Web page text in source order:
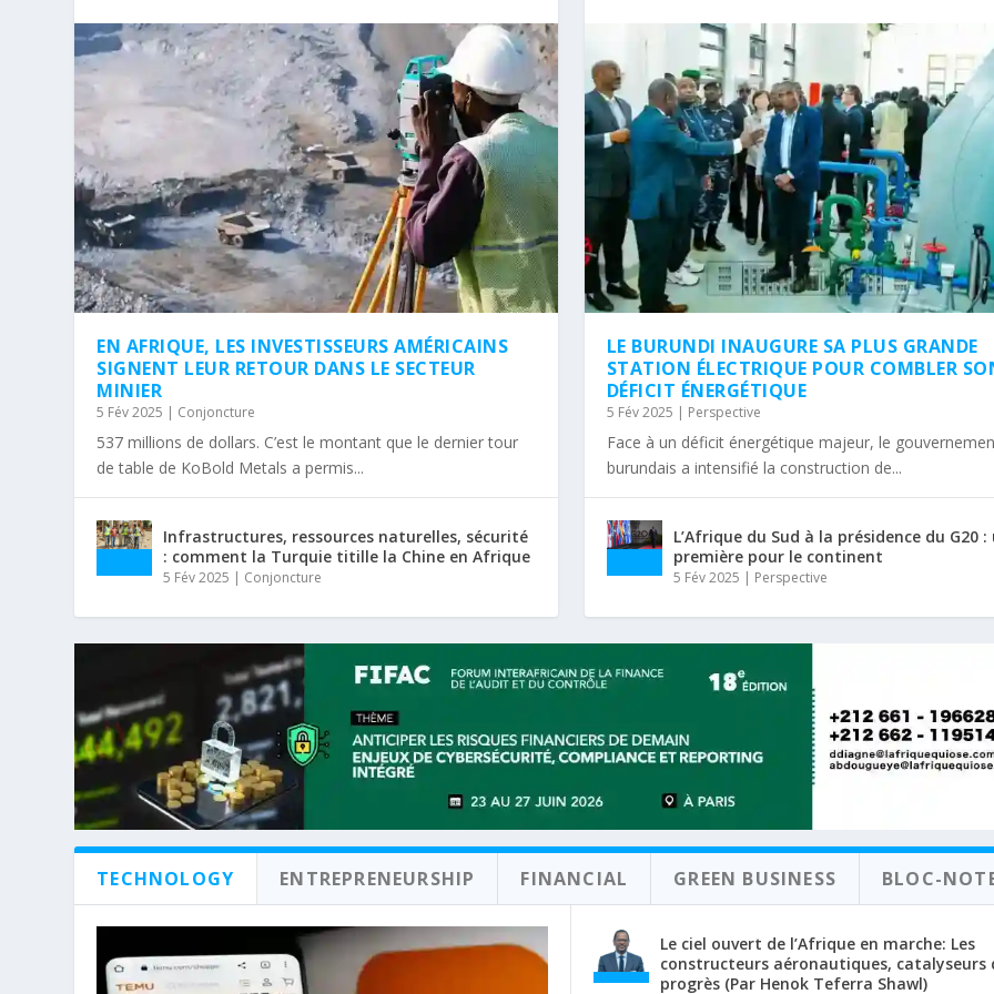
EN AFRIQUE, LES INVESTISSEURS AMÉRICAINS
SIGNENT LEUR RETOUR DANS LE SECTEUR
MINIER
5 Fév 2025 | Conjoncture
537 millions de dollars. C’est le montant que le dernier tour
de table de KoBold Metals a permis...
Infrastructures, ressources naturelles, sécurité
: comment la Turquie titille la Chine en Afrique
5 Fév 2025 | Conjoncture
LE BURUNDI INAUGURE SA PLUS GRANDE
STATION ÉLECTRIQUE POUR COMBLER
DÉFICIT ÉNERGÉTIQUE
5 Fév 2025 | Perspective
Face à un déficit énergétique majeur, le
burundais a intensifié la construction de...
L’Afrique du Sud à la présidence du G20 :
première pour le continent
5 Fév 2025 | Perspective
TECHNOLOGY ENTREPRENEURSHIP FINANCIAL GREEN BUSINESS BLOC-
Le ciel ouvert de l’Afrique en marche: Les
constructeurs aéronautiques, catalyseurs
progrès (Par Henok Teferra Shawl)